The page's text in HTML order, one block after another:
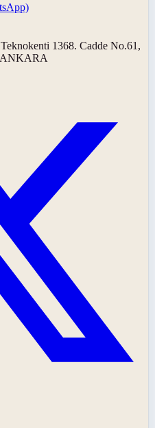
1368. Cadde No.61,
ANKARA